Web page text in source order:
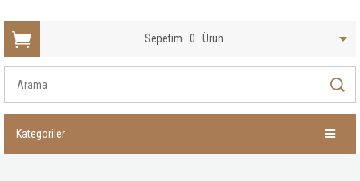
Sepetim 0 Ürün
Kategoriler